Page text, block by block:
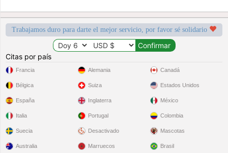
Trabajamos duro para darte el mejor servicio, por favor sé solidario
Citas por país
Francia
Bélgica
España
Italia
Suecia
Alemania
Suiza
Inglaterra
Portugal
Desactivado
Canadá
Estados Unidos
México
Colombia
Mascotas
Australia Marruecos Brasil